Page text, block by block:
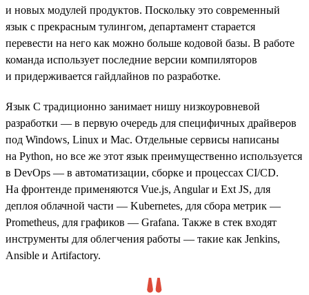
и новых модулей продуктов. Поскольку это современный
язык с прекрасным тулингом, департамент старается
перевести на него как можно больше кодовой базы. В работе
команда использует последние версии компиляторов
и придерживается гайдлайнов по разработке.
Язык C традиционно занимает нишу низкоуровневой
разработки — в первую очередь для специфичных драйверов
под Windows, Linux и Mac. Отдельные сервисы написаны
на Python, но все же этот язык преимущественно используется
в DevOps — в автоматизации, сборке и процессах CI/CD.
На фронтенде применяются Vue.js, Angular и Ext JS, для
деплоя облачной части — Kubernetes, для сбора метрик —
Prometheus, для графиков — Grafana. Также в стек входят
инструменты для облегчения работы — такие как Jenkins,
Ansible и Artifactory.